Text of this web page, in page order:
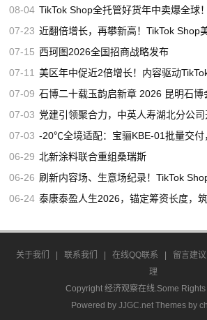
08-04 TikTok Shop全托管好货年中卖爆全球！优
07-23 近翻倍增长，再攀新高！TikTok Shop美区年中促
07-15 西珂图2026全国招商战略发布
07-11 美区年中促近2倍增长！内容驱动TikTok
07-09 石博二十载玉韵启新章 2026 昆明石博会「紫罗
07-03 党建引领聚合力，中英人寿湖北分公司开展
07-03 -20℃全境适配：宝骊KBE-01批量交付
06-29 北新涂料联合重组桑瑞斯
06-26 刷新内容场、生意场纪录！TikTok Shop 美
06-24 泰康泰盈人生2026，锚定筹资长度，
关于我们 联系我们 在线QQ联系 留言建议
理
Copyright 经济观察在线.Some
Powered by JJGC.net Themes by